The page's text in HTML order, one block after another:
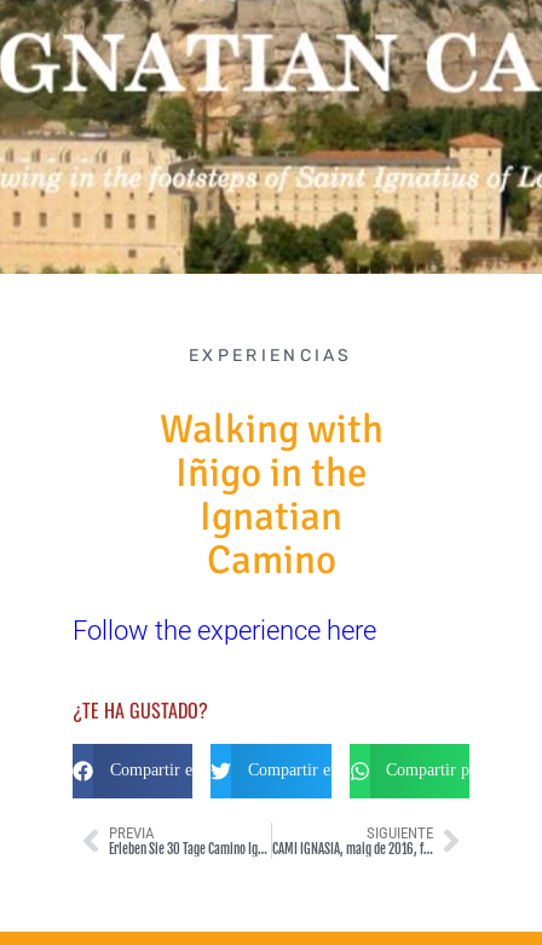
EXPERIENCIAS
Walking with
Iñigo in the
Ignatian
Camino
Follow the experience here
¿TE HA GUSTADO?
Compartir en FacebookCompartir en TwitterCompartir por
PREVIA
Erleben Sie 30 Tage Camino Ignaciano 2015
SIGUIENTE
CAMÍ IGNASIÀ, maig de 2016, fet en bicicleta de carretera.